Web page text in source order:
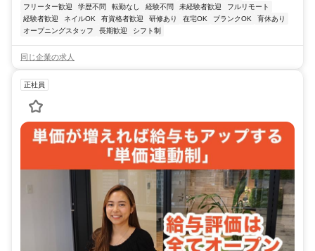
フリーター歓迎
学歴不問 転勤なし 経験不問 未経験者歓迎
フルリモート
経験者歓迎
ネイルOK 有資格者歓迎 研修あり 在宅OK ブランクOK
育休あり
オープニングスタッフ
長期歓迎 シフト制
同じ企業の求人
正社員